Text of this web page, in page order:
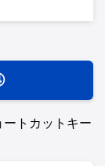
トカットキー